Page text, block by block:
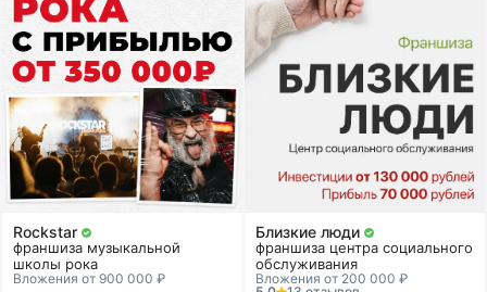
Rockstar
франшиза музыкальной
школы рока
Вложения от 900 000 ₽
Близкие люди
франшиза центра социального
обслуживания
Вложения от 200 000 ₽